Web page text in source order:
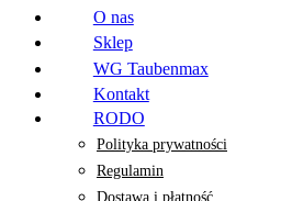
O nas
Sklep
WG Taubenmax
Kontakt
RODO
Polityka prywatności
Regulamin
Dostawa i płatność